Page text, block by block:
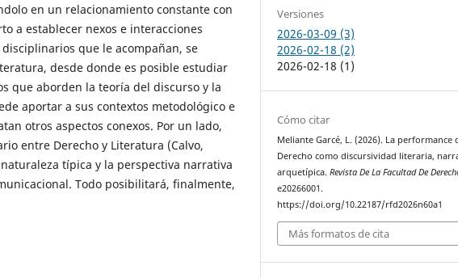
en un relacionamiento constante con
a establecer nexos e interacciones
que le acompañan, se
desde donde es posible estudiar
que aborden la teoría del discurso y la
aportar a sus contextos metodológico e
otros aspectos conexos. Por un lado,
entre Derecho y Literatura (Calvo,
típica y la perspectiva narrativa
Todo posibilitará, finalmente,
Versiones
2026-03-09 (3)
2026-02-18 (2)
2026-02-18 (1)
Cómo citar
Meliante Garcé, L. (2026). La performance
Derecho como discursividad literaria,
arquetípica.Revista De La Facultad De
e20266001.
https://doi.org/10.22187/rfd2026n60a1
Más formatos de cita